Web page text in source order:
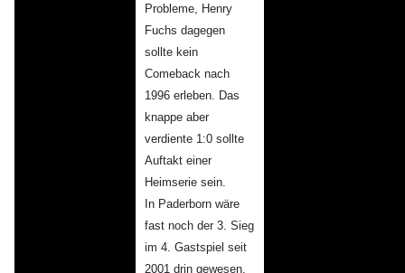
Probleme, Henry
Fuchs dagegen
sollte kein
Comeback nach
1996 erleben. Das
knappe aber
verdiente 1:0 sollte
Auftakt einer
Heimserie sein.
In Paderborn wäre
fast noch der 3. Sieg
im 4. Gastspiel seit
2001 drin gewesen,